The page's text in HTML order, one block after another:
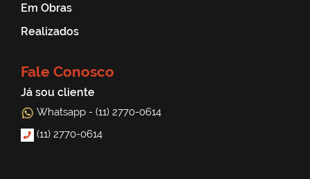
Em Obras
Realizados
Fale Conosco
Já sou cliente
Whatsapp - (11) 2770-0614
(11) 2770-0614